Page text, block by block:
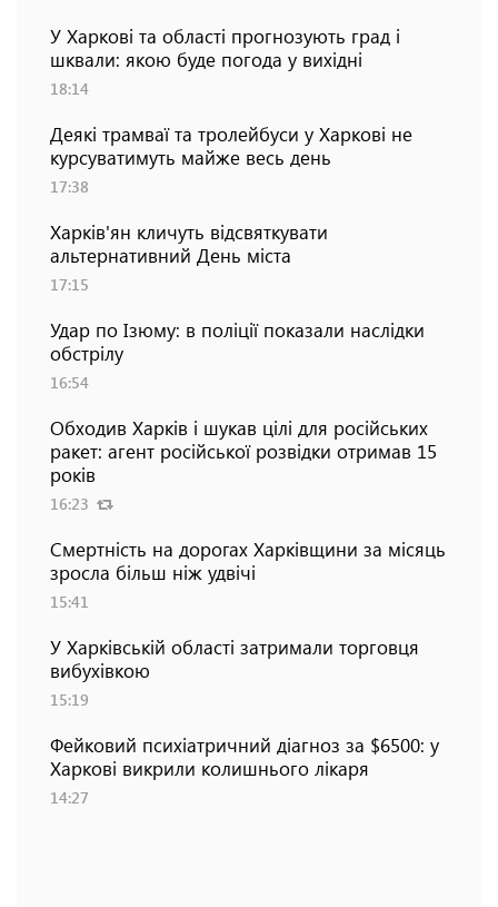
У Харкові та області прогнозують град і
шквали: якою буде погода у вихідні
18:14
Деякі трамваї та тролейбуси у Харкові не
курсуватимуть майже весь день
17:38
Харків'ян кличуть відсвяткувати
альтернативний День міста
17:15
Удар по Ізюму: в поліції показали наслідки
обстрілу
16:54
Обходив Харків і шукав цілі для російських
ракет: агент російської розвідки отримав 15
років
16:23
Смертність на дорогах Харківщини за місяць
зросла більш ніж удвічі
15:41
У Харківській області затримали торговця
вибухівкою
15:19
Фейковий психіатричний діагноз за $6500: у
Харкові викрили колишнього лікаря
14:27